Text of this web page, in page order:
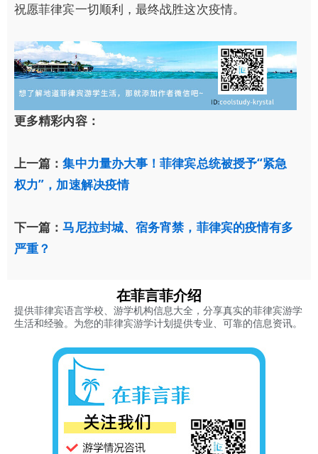
祝愿菲律宾一切顺利，最终战胜这次疫情。
更多精彩内容：
上一篇：集中力量办大事！菲律宾总统被授予“紧急
权力”，加速解决疫情
下一篇：马尼拉封城、宿务宵禁，菲律宾的疫情有多
严重？
在菲言菲介绍
提供菲律宾语言学校、游学机构信息大全，分享真实的菲律宾游学
生活和经验。为您的菲律宾游学计划提供专业、可靠的信息资讯。